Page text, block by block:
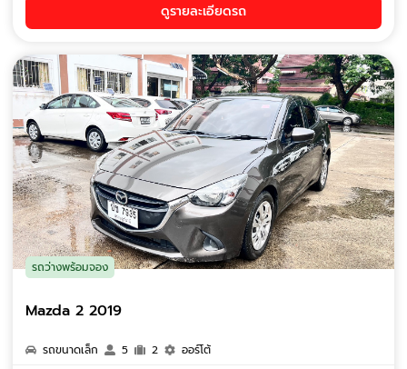
ดูรายละเอียดรถ
รถว่างพร้อมจอง
Mazda 2 2019
รถขนาดเล็ก 5 2
ออร์โต้